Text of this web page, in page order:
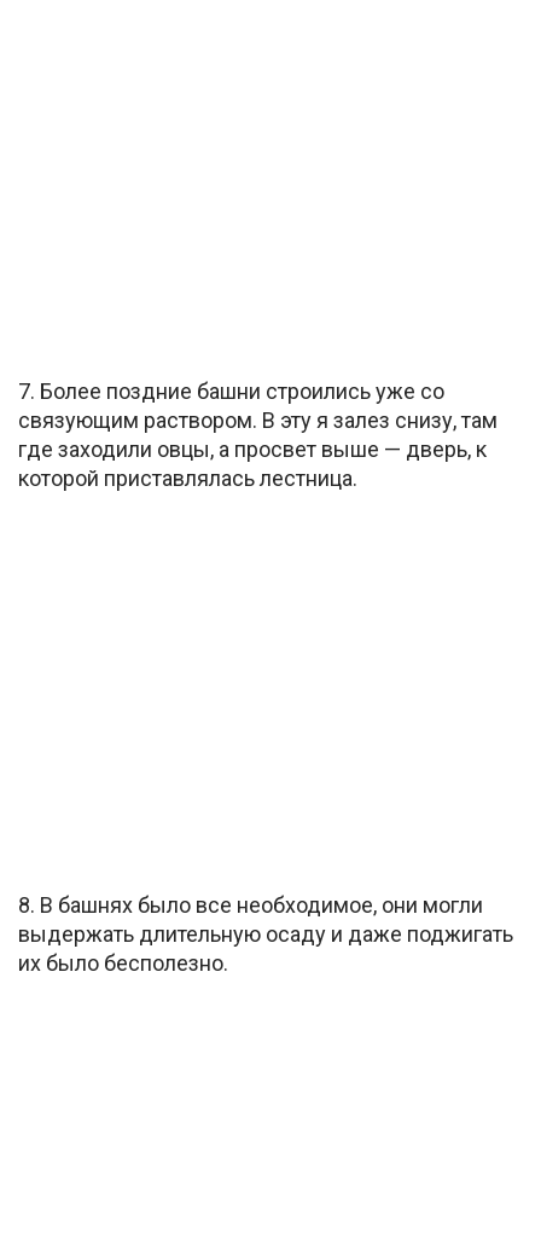
7. Более поздние башни строились уже со
связующим раствором. В эту я залез снизу, там
где заходили овцы, а просвет выше — дверь, к
которой приставлялась лестница.
8. В башнях было все необходимое, они могли
выдержать длительную осаду и даже поджигать
их было бесполезно.